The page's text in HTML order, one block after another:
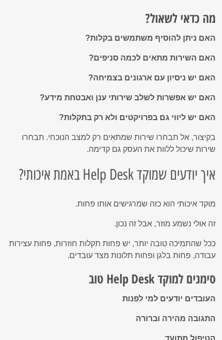
מה כדאי לשאול?
האם ניתן להוסיף משתמשים בקלות?
האם השירות מתאים לכמה סניפים?
האם יש ניסיון עם ארגונים בצמיחה?
האם יש אפשרות לשלב שירותי ענן ואבטחת מידע?
האם יש ליווי גם בפרויקטים ולא רק בתקלות?
בקיצור, אל תבחרו שירות שמתאים רק למצב הנוכחי. תבחרו
שירות שיכול ללוות את העסק גם קדימה.
איך יודעים שמוקד Help Desk באמת איכותי?
מוקד איכותי הוא כזה שמרגישים אותו פחות.
זה אולי נשמע מוזר, אבל זה נכון.
ככל שהתמיכה טובה יותר, יש פחות תקלות חוזרות, פחות עצירות
עבודה, פחות בלגן ופחות תלונות מצד עובדים.
סימנים למוקד Help Desk טוב
העובדים יודעים למי לפנות
התגובה מהירה וברורה